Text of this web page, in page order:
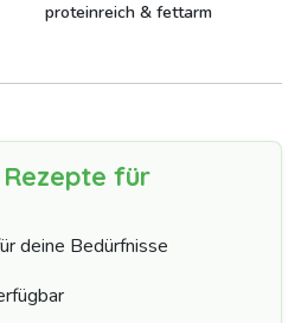
proteinreich & fettarm
für
deine Bedürfnisse